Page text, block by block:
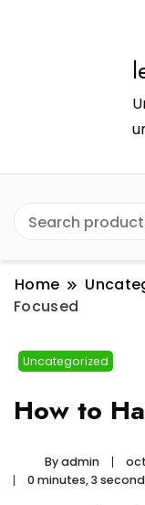
Home
Focused
Uncategorized
How to
Byadmin
0 minutes, 3